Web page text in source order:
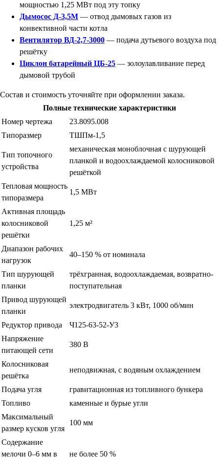
мощностью 1,25 МВт под эту топку
Дымосос Д-3,5М — отвод дымовых газов из
конвективной части котла
Вентилятор ВД-2,7-3000 — подача дутьевого воздуха под
решётку
Циклон батарейный ЦБ-25 — золоулавливание перед
дымовой трубой
Состав и стоимость уточняйте при оформлении заказа.
Полные технические характеристики
Номер чертежа
23.8095.008
Типоразмер
ТШПм-1,5
Тип топочного
устройства
механическая моноблочная с шурующей
планкой и водоохлаждаемой колосниковой
решёткой
Тепловая мощность
типоразмера
1,5 МВт
Активная площадь
колосниковой
решётки
1,25 м²
Диапазон рабочих
нагрузок
40–150 % от номинала
Тип шурующей
планки
трёхгранная, водоохлаждаемая, возвратно-
поступательная
Привод шурующей
планки
электродвигатель 3 кВт, 1000 об/мин
Редуктор привода
Ч125-63-52-У3
Напряжение
питающей сети
380 В
Колосниковая
решётка
неподвижная, с водяным охлаждением
Подача угля
гравитационная из топливного бункера
Топливо
каменные и бурые угли
Максимальный
размер кусков угля
100 мм
Содержание
мелочи 0–6 мм в
не более 50 %